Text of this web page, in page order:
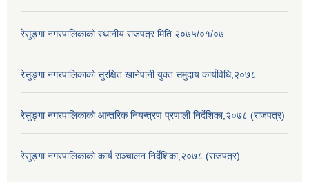
रेसुङ्गा नगरपालिकाको स्थानीय राजपत्र मिति २०७५/०१/०७
रेसुङ्गा नगरपालिकाको सुरक्षित खानेपानी युक्त समुदाय कार्यविधि,२०७८
रेसुङ्गा नगरपालिकाको आन्तरिक नियन्त्रण प्रणाली निर्देशिका,२०७८ (राजपत्र)
रेसुङ्गा नगरपालिकाको कार्य सञ्चालन निर्देशिका,२०७८ (राजपत्र)